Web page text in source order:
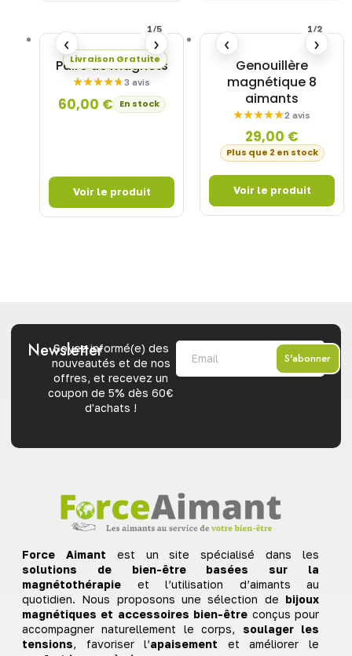
Paire de magnets
3 avis
60,00 € En stock
Livraison Gratuite
‹ ›
1/5
Genouillère
magnétique 8
aimants
2 avis
29,00 €
Plus que 2 en stock
‹ ›
1/2
Newsletter
Soyez informé(e) des
nouveautés et de nos
offres, et recevez un
coupon de 5% dès 60€
d'achats !
S'abonner
Force Aimant est un site spécialisé dans les
solutions de bien-être basées sur la
magnétothérapie et l’utilisation d’aimants au
quotidien. Nous proposons une sélection de bijoux
magnétiques et accessoires bien-être conçus pour
accompagner naturellement le corps, soulager les
tensions, favoriser l’apaisement et améliorer le